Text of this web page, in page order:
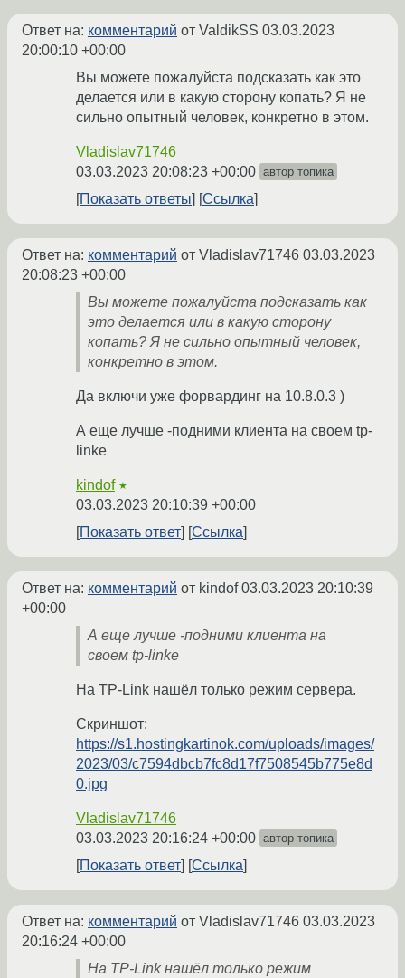
Ответ на: комментарий от ValdikSS 03.03.2023
20:00:10 +00:00
Вы можете пожалуйста подсказать как это
делается или в какую сторону копать? Я не
сильно опытный человек, конкретно в этом.
Vladislav71746
03.03.2023 20:08:23 +00:00 автор топика
Показать ответы Ссылка
Ответ на: комментарий от Vladislav71746 03.03.2023
20:08:23 +00:00
Вы можете пожалуйста подсказать как
это делается или в какую сторону
копать? Я не сильно опытный человек,
конкретно в этом.
Да включи уже форвардинг на 10.8.0.3 )
А еще лучше -подними клиента на своем tp-
linke
kindof ★
03.03.2023 20:10:39 +00:00
Показать ответ
Ссылка
Ответ на: комментарий от kindof03.03.2023 20:10:39
+00:00
А еще лучше -подними клиента на
своем tp-linke
На TP-Link нашёл только режим сервера.
Скриншот:
https://s1.hostingkartinok.com/uploads/images/
2023/03/c7594dbcb7fc8d17f7508545b775e8d
0.jpg
Vladislav71746
03.03.2023 20:16:24 +00:00 автор топика
Показать ответ Ссылка
Ответ на: комментарий от Vladislav71746 03.03.2023
20:16:24 +00:00
На TP-Link нашёл только режим